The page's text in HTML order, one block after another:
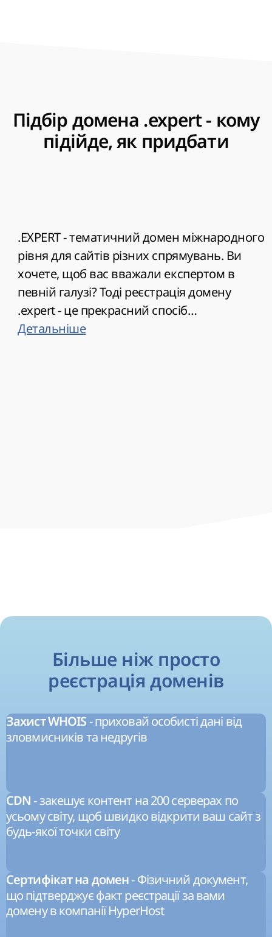
Підбір домена .expert - кому
підійде, як придбати
.EXPERT - тематичний домен міжнародного
рівня для сайтів різних спрямувань. Ви
хочете, щоб вас вважали експертом в
певній галузі? Тоді реєстрація домену
.expert - це прекрасний спосіб
продемонструвати свій професіоналізм і
Детальніше
Більше ніж просто
реєстрація доменів
Захист WHOIS - приховай особисті дані від
зловмисників та недругів
CDN - закешує контент на 200 серверах по
усьому світу, щоб швидко відкрити ваш сайт з
будь-якої точки світу
Сертифікат на домен- Фізичний документ,
що підтверджує факт реєстрації за вами
домену в компанії HyperHost